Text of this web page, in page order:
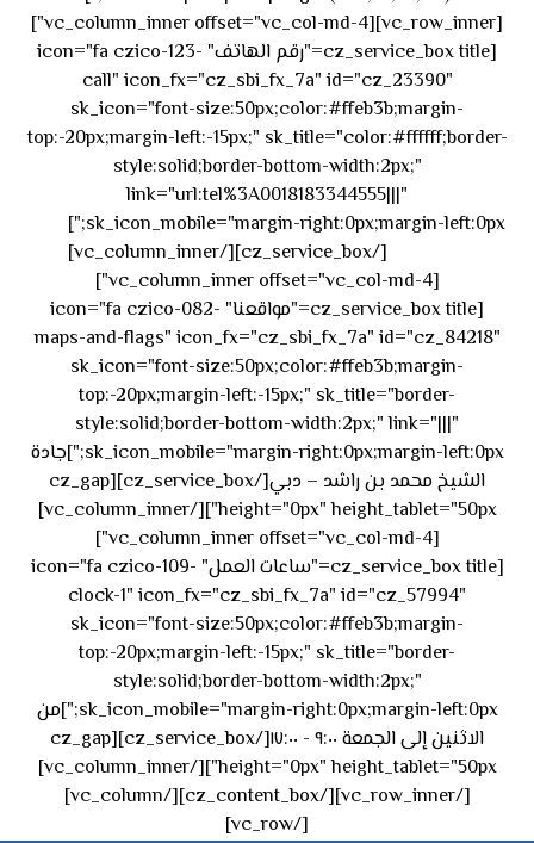
[vc_row_inner][vc_column_inner offset="vc_col-md-4"]
[cz_service_box title="رقم الهاتف" icon="fa czico-123-
call" icon_fx="cz_sbi_fx_7a" id="cz_23390"
sk_icon="font-size:50px;color:#ffeb3b;margin-
top:-20px;margin-left:-15px;" sk_title="color:#ffffff;border-
style:solid;border-bottom-width:2px;"
link="url:tel%3A0018183344555|||"
sk_icon_mobile="margin-right:0px;margin-left:0px;"]
[/cz_service_box][/vc_column_inner]
[vc_column_inner offset="vc_col-md-4"]
[cz_service_box title="مواقعنا" icon="fa czico-082-
maps-and-flags" icon_fx="cz_sbi_fx_7a" id="cz_84218"
sk_icon="font-size:50px;color:#ffeb3b;margin-
top:-20px;margin-left:-15px;" sk_title="border-
style:solid;border-bottom-width:2px;" link="|||"
sk_icon_mobile="margin-right:0px;margin-left:0px;"]جادة
الشيخ محمد بن راشد – دبي[/cz_service_box][cz_gap
height="0px" height_tablet="50px"][/vc_column_inner]
[vc_column_inner offset="vc_col-md-4"]
[cz_service_box title="ساعات العمل" icon="fa czico-109-
clock-1" icon_fx="cz_sbi_fx_7a" id="cz_57994"
sk_icon="font-size:50px;color:#ffeb3b;margin-
top:-20px;margin-left:-15px;" sk_title="border-
style:solid;border-bottom-width:2px;"
sk_icon_mobile="margin-right:0px;margin-left:0px;"]من
الاثنين إلى الجمعة ٩:٠٠ - ١٧:٠٠[/cz_service_box][cz_gap
height="0px" height_tablet="50px"][/vc_column_inner]
[/vc_row_inner][/cz_content_box][/vc_column]
[/vc_row]